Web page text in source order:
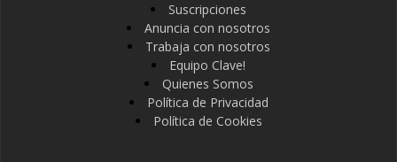
Suscripciones
Anuncia con nosotros
Trabaja con nosotros
Equipo Clave!
Quienes Somos
Política de Privacidad
Política de Cookies